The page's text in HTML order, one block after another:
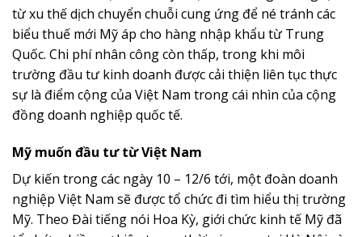
từ xu thế dịch chuyển chuỗi cung ứng để né tránh các
biểu thuế mới Mỹ áp cho hàng nhập khẩu từ Trung
Quốc. Chi phí nhân công còn thấp, trong khi môi
trường đầu tư kinh doanh được cải thiện liên tục thực
sự là điểm cộng của Việt Nam trong cái nhìn của cộng
đồng doanh nghiệp quốc tế.
Mỹ muốn đầu tư từ Việt Nam
Dự kiến trong các ngày 10 – 12/6 tới, một đoàn doanh
nghiệp Việt Nam sẽ được tổ chức đi tìm hiểu thị trường
Mỹ. Theo Đài tiếng nói Hoa Kỳ, giới chức kinh tế Mỹ đã